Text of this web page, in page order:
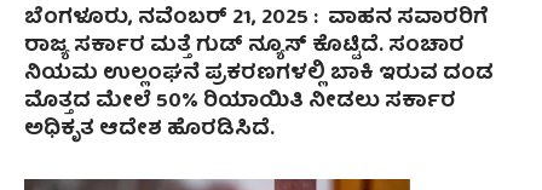
ಬೆಂಗಳೂರು, ನವೆಂಬರ್‌ 21, 2025 : ವಾಹನ ಸವಾರರಿಗೆ
ರಾಜ್ಯ ಸರ್ಕಾರ ಮತ್ತೆ ಗುಡ್‌ ನ್ಯೂಸ್‌ ಕೊಟ್ಟಿದೆ. ಸಂಚಾರ
ನಿಯಮ ಉಲ್ಲಂಘನೆ ಪ್ರಕರಣಗಳಲ್ಲಿ ಬಾಕಿ ಇರುವ ದಂಡ
ಮೊತ್ತದ ಮೇಲೆ 50% ರಿಯಾಯಿತಿ ನೀಡಲು ಸರ್ಕಾರ
ಅಧಿಕೃತ ಆದೇಶ ಹೊರಡಿಸಿದೆ.